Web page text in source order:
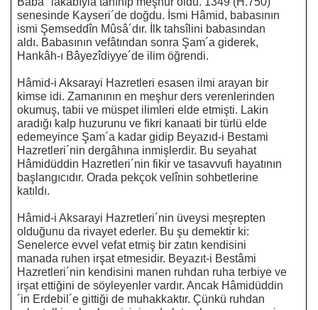
senesinde Kayseri´de doğdu. İsmi Hâmid, babasının
ismi Şemseddîn Mûsâ´dır. İlk tahsîlini babasından
aldı. Babasının vefâtından sonra Şam´a giderek,
Hankâh-ı Bâyezîdiyye´de ilim öğrendi.
Hâmid-i Aksarayi Hazretleri esasen ilmi arayan bir
kimse idi. Zamanının en meşhur ders verenlerinden
okumuş, tabii ve müspet ilimleri elde etmişti. Lakin
aradığı kalp huzurunu ve fikri kanaati bir türlü elde
edemeyince Şam´a kadar gidip Beyazıd-i Bestami
Hazretleri´nin dergâhına inmişlerdir. Bu seyahat
Hâmidüddin Hazretleri´nin fikir ve tasavvufi hayatının
başlangıcıdır. Orada pekçok velînin sohbetlerine
katıldı.
Hâmid-i Aksarayi Hazretleri´nin üveysi meşrepten
olduğunu da rivayet ederler. Bu şu demektir ki:
Senelerce evvel vefat etmiş bir zatın kendisini
manada ruhen irşat etmesidir. Beyazıt-i Bestâmi
Hazretleri´nin kendisini manen ruhdan ruha terbiye ve
irşat ettiğini de söyleyenler vardır. Ancak Hâmidüddin
´in Erdebil´e gittiği de muhakkaktır. Çünkü ruhdan